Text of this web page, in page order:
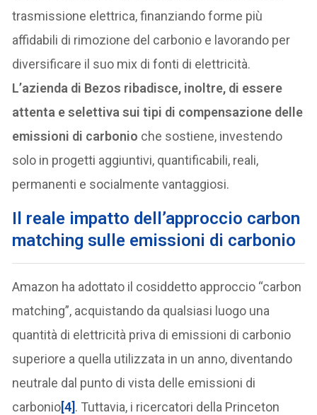
trasmissione elettrica, finanziando forme più
affidabili di rimozione del carbonio e lavorando per
diversificare il suo mix di fonti di elettricità.
L’azienda di Bezos ribadisce, inoltre, di essere
attenta e selettiva sui tipi di compensazione delle
emissioni di carbonio che sostiene, investendo
solo in progetti aggiuntivi, quantificabili, reali,
permanenti e socialmente vantaggiosi.
Il reale impatto dell’approccio carbon
matching sulle emissioni di carbonio
Amazon ha adottato il cosiddetto approccio “carbon
matching”, acquistando da qualsiasi luogo una
quantità di elettricità priva di emissioni di carbonio
superiore a quella utilizzata in un anno, diventando
neutrale dal punto di vista delle emissioni di
carbonio[4]. Tuttavia, i ricercatori della Princeton